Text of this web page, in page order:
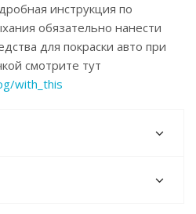
инструкция по
обязательно нанести
для покраски авто при
смотрите тут
with_this